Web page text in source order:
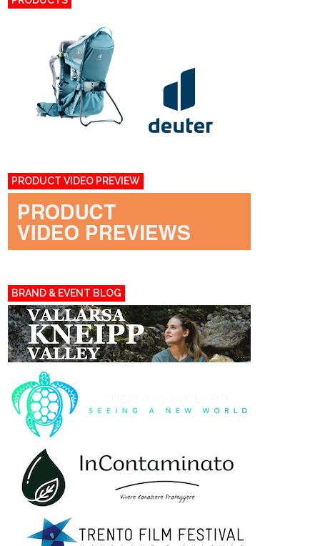
PRODUCT VIDEO PREVIEW
BRAND & EVENT BLOG